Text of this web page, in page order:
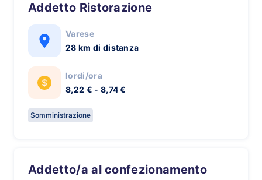
Addetto Ristorazione
Varese
28 km di distanza
lordi/ora
8,22 € - 8,74 €
Somministrazione
Addetto/a al confezionamento